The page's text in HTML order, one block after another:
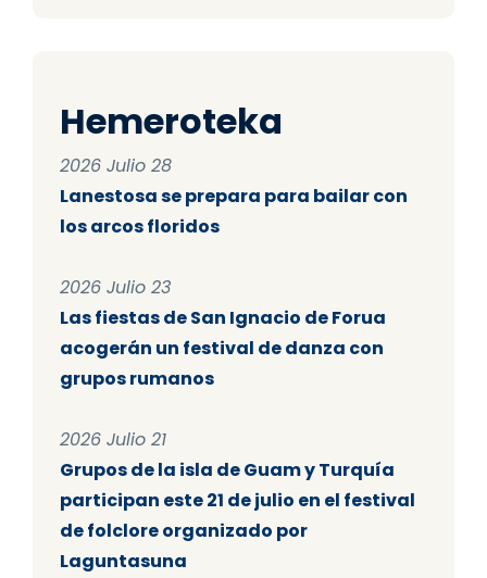
Hemeroteka
2026 Julio 28
Lanestosa se prepara para bailar con
los arcos floridos
2026 Julio 23
Las fiestas de San Ignacio de Forua
acogerán un festival de danza con
grupos rumanos
2026 Julio 21
Grupos de la isla de Guam y Turquía
participan este 21 de julio en el festival
de folclore organizado por
Laguntasuna